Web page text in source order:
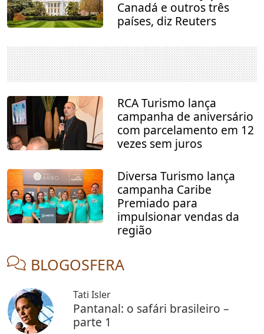
Canadá e outros três
países, diz Reuters
RCA Turismo lança
campanha de aniversário
com parcelamento em 12
vezes sem juros
Diversa Turismo lança
campanha Caribe
Premiado para
impulsionar vendas da
região
BLOGOSFERA
Tati Isler
Pantanal: o safári brasileiro –
parte 1